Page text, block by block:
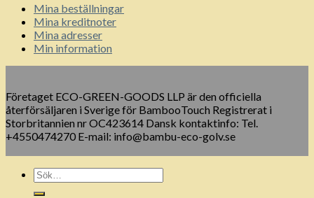
Mina beställningar
Mina kreditnoter
Mina adresser
Min information
Företaget ECO-GREEN-GOODS LLP är den officiella
återförsäljaren i Sverige för BambooTouch Registrerat i
Storbritannien nr OC423614 Dansk kontaktinfo: Tel.
+4550474270 E-mail: info@bambu-eco-golv.se